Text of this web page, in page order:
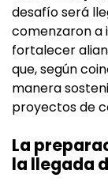
desafío será
comenzaron a
fortalecer
que, según
manera
proyectos de
La
la llegada